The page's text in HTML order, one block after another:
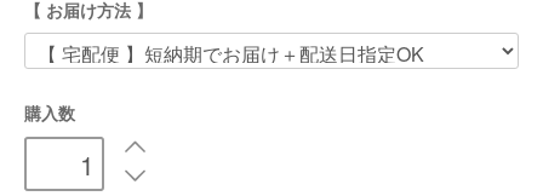
【 お届け方法 】
購入数